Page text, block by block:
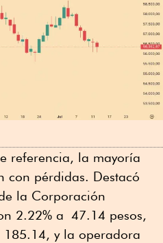
referencia, la mayoría
con pérdidas. Destacó
la Corporación
2.22% a 47.14 pesos,
y la operadora